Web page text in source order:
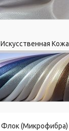
Искусственная Кожа
Флок (Микрофибра)